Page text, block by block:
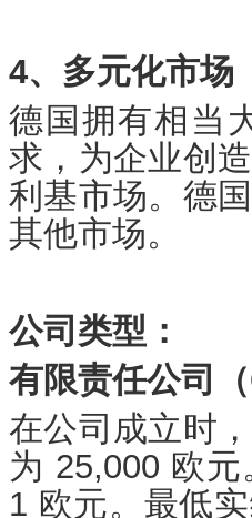
4、多元化市场
德国拥有相当
求，为企业创
利基市场。德
其他市场。
公司类型：
有限责任公司（
在公司成立时
为 25,000 欧
1 欧元。最低